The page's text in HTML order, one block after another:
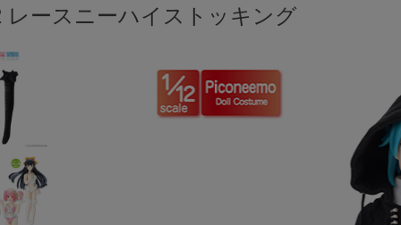
ｱｿﾞﾝｵﾝﾗｲﾝｼｮｯﾌﾟX
◆◆さとふる◆◆
レースニーハイストッキング